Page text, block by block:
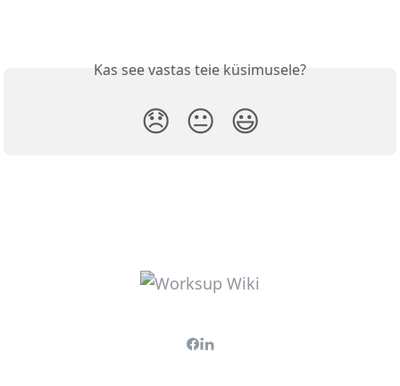
Kas see vastas teie küsimusele?
😞 😐 😃